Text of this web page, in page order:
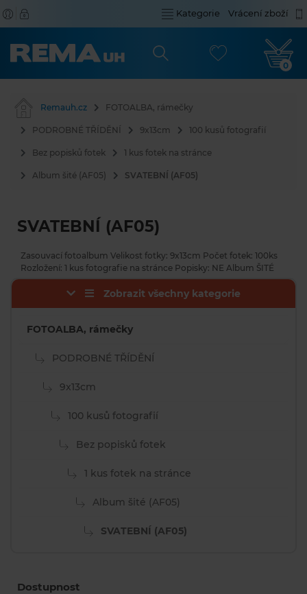
Kategorie Vrácení zboží
0
Remauh.cz FOTOALBA, rámečky
PODROBNÉ TŘÍDĚNÍ 9x13cm 100 kusů fotografií
Bez popisků fotek 1 kus fotek na stránce
Album šité (AF05) SVATEBNÍ (AF05)
SVATEBNÍ (AF05)
Zasouvací fotoalbum Velikost fotky: 9x13cm Počet fotek: 100ks
Rozložení: 1 kus fotografie na stránce Popisky: NE Album ŠITÉ
Zobrazit všechny kategorie
FOTOALBA, rámečky
PODROBNÉ TŘÍDĚNÍ
9x13cm
100 kusů fotografií
Bez popisků fotek
1 kus fotek na stránce
Album šité (AF05)
SVATEBNÍ (AF05)
Dostupnost